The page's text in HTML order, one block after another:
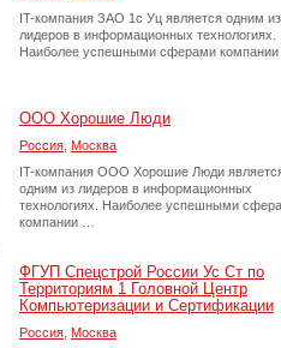
IT-компания ЗАО 1с Уц является одним из
лидеров в информационных технологиях.
Наиболее успешными сферами
ООО Хорошие Люди
Россия Москва
IT-компания ООО Хорошие Люди
одним из лидеров в информационных
технологиях. Наиболее успешными
компании …
ФГУП Спецстрой России Ус Ст по
Территориям 1 Головной Центр
Компьютеризации и Сертификации
Россия Москва